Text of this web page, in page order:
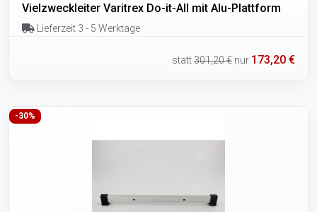
Vielzweckleiter Varitrex Do-it-All mit Alu-Plattform
Lieferzeit 3 - 5 Werktage
statt301,20 € nur 173,20 €
-30%